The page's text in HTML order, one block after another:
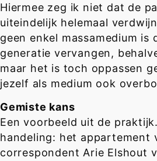
Hiermee zeg ik niet dat de
uiteindelijk helemaal
geen enkel massamedium is
generatie vervangen,
maar het is toch oppassen
jezelf als medium ook
Gemiste kans
Een voorbeeld uit de
handeling: het appartement
correspondent Arie Elshout